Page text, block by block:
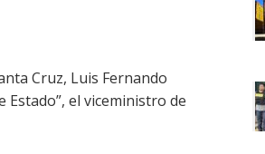
Cruz, Luis Fernando
Estado”, el viceministro de